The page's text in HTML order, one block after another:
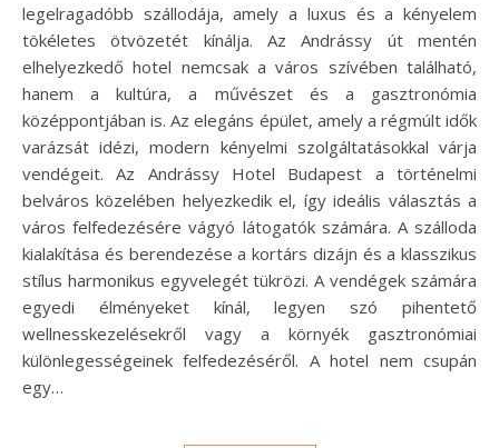
legelragadóbb szállodája, amely a luxus és a kényelem
tökéletes ötvözetét kínálja. Az Andrássy út mentén
elhelyezkedő hotel nemcsak a város szívében található,
hanem a kultúra, a művészet és a gasztronómia
középpontjában is. Az elegáns épület, amely a régmúlt idők
varázsát idézi, modern kényelmi szolgáltatásokkal várja
vendégeit. Az Andrássy Hotel Budapest a történelmi
belváros közelében helyezkedik el, így ideális választás a
város felfedezésére vágyó látogatók számára. A szálloda
kialakítása és berendezése a kortárs dizájn és a klasszikus
stílus harmonikus egyvelegét tükrözi. A vendégek számára
egyedi élményeket kínál, legyen szó pihentető
wellnesskezelésekről vagy a környék gasztronómiai
különlegességeinek felfedezéséről. A hotel nem csupán
egy…